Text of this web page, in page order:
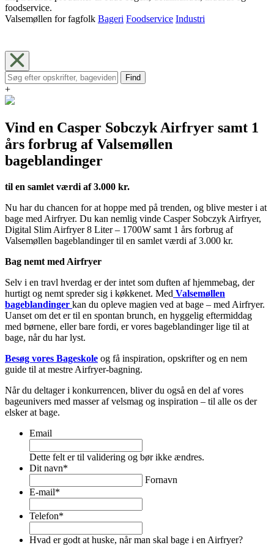
foodservice.
Valsemøllen for fagfolk Bageri Foodservice Industri
Find
+
Vind en Casper Sobczyk Airfryer samt 1
års forbrug af Valsemøllen
bageblandinger
til en samlet værdi af 3.000 kr.
Nu har du chancen for at hoppe med på trenden, og blive mester i at
bage med Airfryer. Du kan nemlig vinde Casper Sobczyk Airfryer,
Digital Slim Airfryer 8 Liter – 1700W samt 1 års forbrug af
Valsemøllen bageblandinger til en samlet værdi af 3.000 kr.
Bag nemt med Airfryer
Selv i en travl hverdag er der intet som duften af hjemmebag, der
hurtigt og nemt spreder sig i køkkenet. Med Valsemøllen
bageblandinger kan du opleve magien ved at bage – med Airfryer.
Uanset om det er til en spontan brunch, en hyggelig eftermiddag
med børnene, eller bare fordi, er vores bageblandinger lige til at
bage, når du har lyst.
Besøg vores Bageskole og få inspiration, opskrifter og en nem
guide til at mestre Airfryer-bagning.
Når du deltager i konkurrencen, bliver du også en del af vores
bageunivers med masser af velsmag og inspiration – til alle os der
elsker at bage.
Email
Dette felt er til validering og bør ikke ændres.
Dit navn*
Fornavn
E-mail*
Telefon*
Hvad er godt at huske, når man skal bage i en Airfryer?